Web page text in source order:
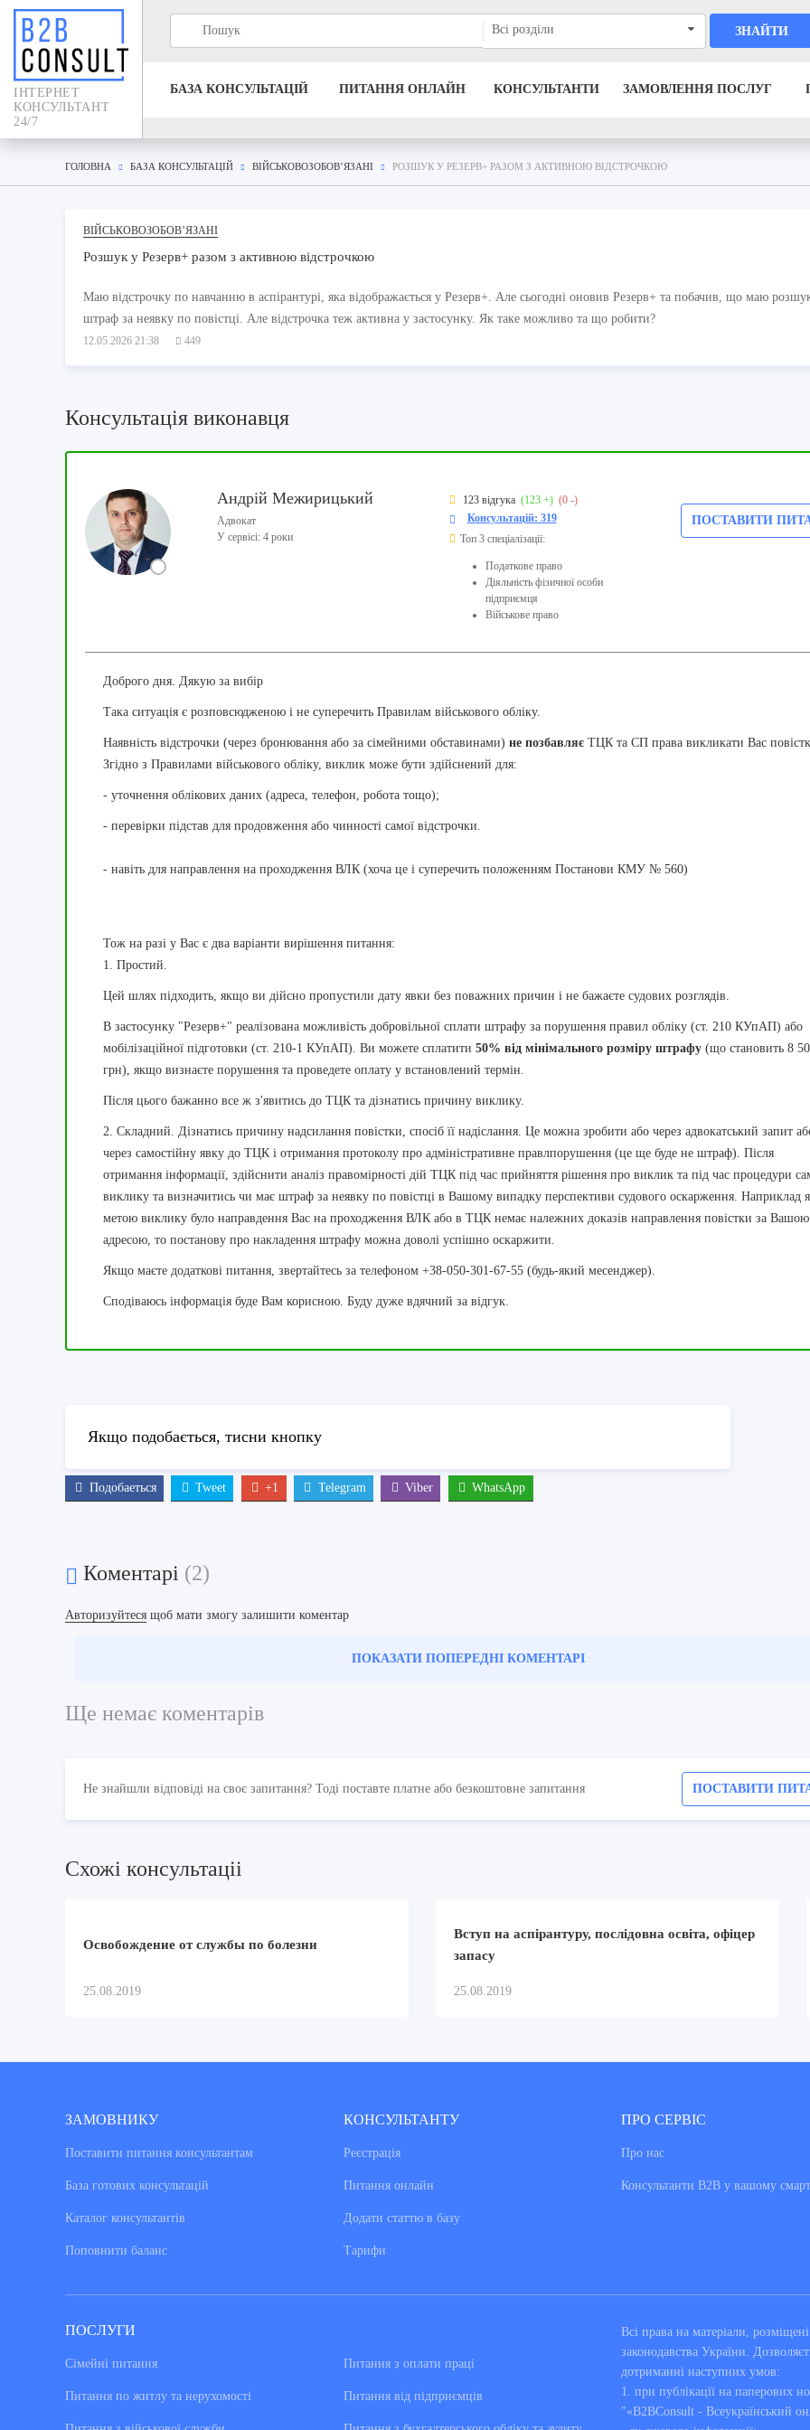
IНТЕРНЕТ
КОНСУЛЬТАНТ
24/7
Всі розділи ЗНАЙТИ
БАЗА КОНСУЛЬТАЦIЙ ПИТАННЯ ОНЛАЙН КОНСУЛЬТАНТИ ЗАМОВЛЕННЯ ПОСЛУГ
ГОЛОВНА БАЗА КОНСУЛЬТАЦIЙ ВІЙСЬКОВОЗОБОВ’ЯЗАНІ РОЗШУК У РЕЗЕРВ+ РАЗОМ З АКТИВНОЮ ВІДСТРОЧКОЮ
ВІЙСЬКОВОЗОБОВ’ЯЗАНІ
Розшук у Резерв+ разом з активною відстрочкою
Маю відстрочку по навчанню в аспірантурі, яка відображається у Резерв+. Але сьогодні оновив Резерв+ та побачив, що маю
штраф за неявку по повістці. Але відстрочка теж активна у застосунку. Як таке можливо та що робити?
12.05.2026 21:38 449
Консультація виконавця
Андрій Межирицький
Адвокат
У сервісі: 4 роки
123 відгука (123 +) (0 -)
Консультацій: 319
Топ 3 спеціалізації:
Податкове право
Діяльність фізичної особи
підприємця
Військове право
ПОСТАВИТИ
Доброго дня. Дякую за вибір
Така ситуація є розповсюдженою і не суперечить Правилам військового обліку.
Наявність відстрочки (через бронювання або за сімейними обставинами) не позбавляє ТЦК та СП права викликати Вас
Згідно з Правилами військового обліку, виклик може бути здійснений для:
- уточнення облікових даних (адреса, телефон, робота тощо);
- перевірки підстав для продовження або чинності самої відстрочки.
- навіть для направлення на проходження ВЛК (хоча це і суперечить положенням Постанови КМУ № 560)
Тож на разі у Вас є два варіанти вирішення питання:
1. Простий.
Цей шлях підходить, якщо ви дійсно пропустили дату явки без поважних причин і не бажаєте судових розглядів.
В застосунку "Резерв+" реалізована можливість добровільної сплати штрафу за порушення правил обліку (ст. 210 КУпАП) або
мобілізаційної підготовки (ст. 210-1 КУпАП). Ви можете сплатити 50% від мінімального розміру штрафу (що становить 8
грн), якщо визнаєте порушення та проведете оплату у встановлений термін.
Після цього бажанно все ж з'явитись до ТЦК та дізнатись причину виклику.
2. Складний. Дізнатись причину надсилання повістки, спосіб її надіслання. Це можна зробити або через адвокатський запит
через самостійну явку до ТЦК і отримання протоколу про адміністративне правлпорушення (це ще буде не штраф). Після
отримання інформації, здійснити аналіз правомірності дій ТЦК під час прийняття рішення про виклик та під час процедури
виклику та визначитись чи має штраф за неявку по повістці в Вашому випадку перспективи судового оскарження. Наприклад
метою виклику було направдення Вас на проходження ВЛК або в ТЦК немає належних доказів направлення повістки за Вашою
адресою, то постанову про накладення штрафу можна доволі успішно оскаржити.
Якщо маєте додаткові питання, звертайтесь за телефоном +38-050-301-67-55 (будь-який месенджер).
Сподіваюсь інформація буде Вам корисною. Буду дуже вдячний за відгук.
Якщо подобається, тисни кнопку
Подобаеться Tweet +1 Telegram Viber WhatsApp
Коментарі (2)
Авторизуйтеся щоб мати змогу залишити коментар
ПОКАЗАТИ ПОПЕРЕДНІ КОМЕНТАРІ
Ще немає коментарів
Не знайшли відповіді на своє запитання? Тоді поставте платне або безкоштовне запитання ПОСТАВИТИ
Схожi консультацii
Освобождение от службы по болезни
25.08.2019
Вступ на аспірантуру, послідовна освіта, офіцер
запасу
25.08.2019
ЗАМОВНИКУ
Поставити питання консультантам
База готових консультацiй
Каталог консультантiв
Поповнити баланс
КОНСУЛЬТАНТУ
Реєстрація
Питання онлайн
Додати статтю в базу
Тарифи
ПРО СЕРВІС
Про нас
Консультанти В2В у вашому
ПОСЛУГИ
Сімейні питання
Питання по житлу та нерухомості
Питання з оплати праці
Питання від підприємців
Всі права на матеріали,
законодавства України.
дотриманні наступних умов:
1. при публікації на паперових
"«B2BConsult - Всеукраїнський